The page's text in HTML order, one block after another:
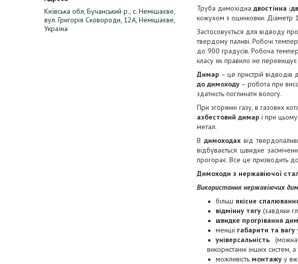
Київська обл, Бучанський р., с. Немішаєве,
вул. Григорія Сковороди, 12А, Немішаєве,
Україна
Труба димохідна двостінна (
кожухом з оцинковки.
Застосовується для відводу
твердому паливі. Робочі
до 900 градусів. Робоча
класу як правило не перевищує
Димар – це пристрій відводів
до димоходу – робота при
здатність поглинати вологу.
При згорянні газу, в газових
азбестовий димар і при
метал.
Вдимоходах від
відбувається швидке
прогорає. Все це призводить до
Димоходи з нержавіючої
Використання нержавіючих
більш якісне
відмінну тягу (завдяки
швидке прогрівання
менші габарити та вагу
універсальність
використанні інших систем,
можливість монтажу у